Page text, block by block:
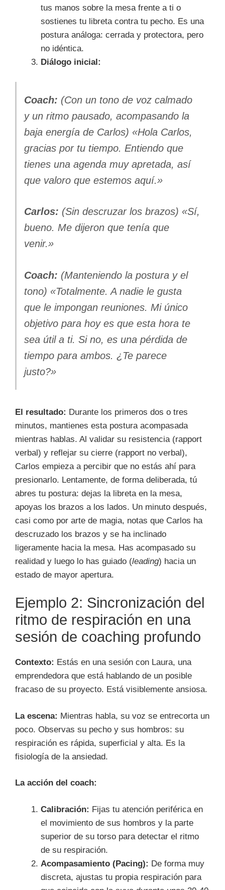
tus manos sobre la mesa frente a ti o
sostienes tu libreta contra tu pecho. Es una
postura análoga: cerrada y protectora, pero
no idéntica.
Diálogo inicial:
Coach: (Con un tono de voz calmado
y un ritmo pausado, acompasando la
baja energía de Carlos) «Hola Carlos,
gracias por tu tiempo. Entiendo que
tienes una agenda muy apretada, así
que valoro que estemos aquí.»
Carlos: (Sin descruzar los brazos) «Sí,
bueno. Me dijeron que tenía que
venir.»
Coach: (Manteniendo la postura y el
tono) «Totalmente. A nadie le gusta
que le impongan reuniones. Mi único
objetivo para hoy es que esta hora te
sea útil a ti. Si no, es una pérdida de
tiempo para ambos. ¿Te parece
justo?»
El resultado: Durante los primeros dos o tres
minutos, mantienes esta postura acompasada
mientras hablas. Al validar su resistencia (rapport
verbal) y reflejar su cierre (rapport no verbal),
Carlos empieza a percibir que no estás ahí para
presionarlo. Lentamente, de forma deliberada, tú
abres tu postura: dejas la libreta en la mesa,
apoyas los brazos a los lados. Un minuto después,
casi como por arte de magia, notas que Carlos ha
descruzado los brazos y se ha inclinado
ligeramente hacia la mesa. Has acompasado su
realidad y luego lo has guiado (leading) hacia un
estado de mayor apertura.
Ejemplo 2: Sincronización del
ritmo de respiración en una
sesión de coaching profundo
Contexto: Estás en una sesión con Laura, una
emprendedora que está hablando de un posible
fracaso de su proyecto. Está visiblemente ansiosa.
La escena: Mientras habla, su voz se entrecorta un
poco. Observas su pecho y sus hombros: su
respiración es rápida, superficial y alta. Es la
fisiología de la ansiedad.
La acción del coach:
Calibración: Fijas tu atención periférica en
el movimiento de sus hombros y la parte
superior de su torso para detectar el ritmo
de su respiración.
Acompasamiento (Pacing): De forma muy
discreta, ajustas tu propia respiración para